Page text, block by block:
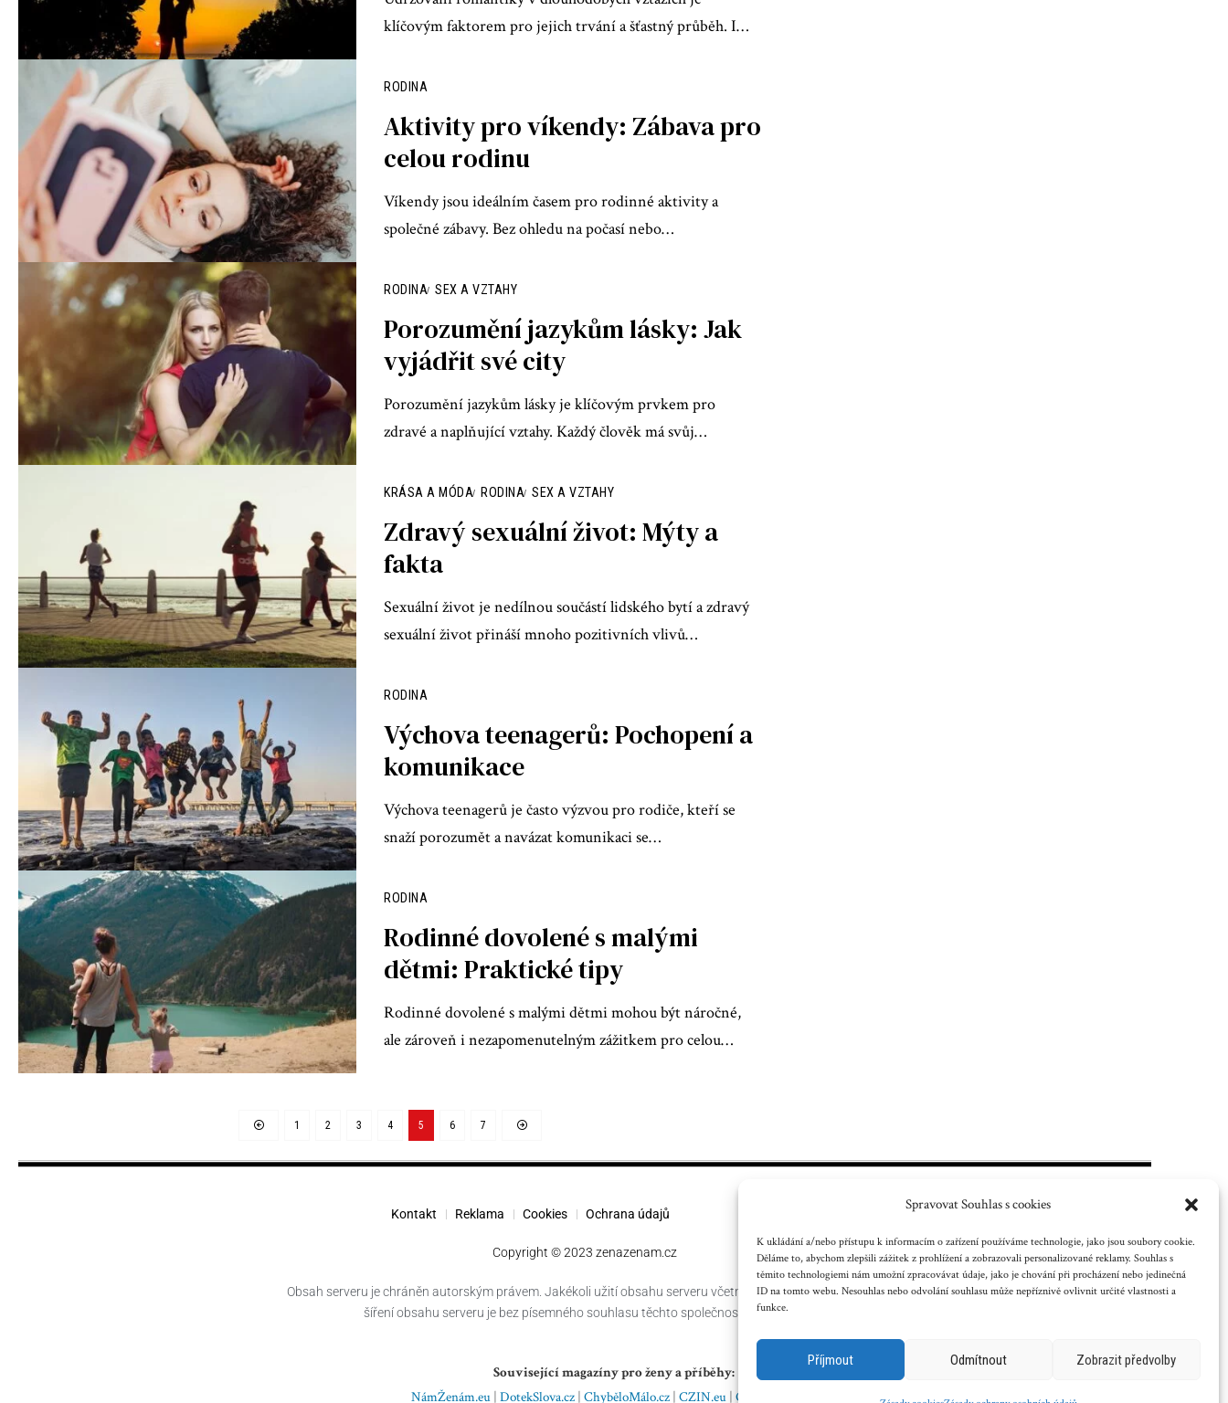
Spravovat Souhlas s cookies
K ukládání a/nebo přístupu k informacím o zařízení používáme technologie, jako jsou soubory cookie.
Děláme to, abychom zlepšili zážitek z prohlížení a zobrazovali personalizované reklamy. Souhlas s
těmito technologiemi nám umožní zpracovávat údaje, jako je chování při procházení nebo jedinečná
ID na tomto webu. Nesouhlas nebo odvolání souhlasu může nepříznivě ovlivnit určité vlastnosti a
funkce.
Příjmout Odmítnout Zobrazit předvolby
klíčovým faktorem pro jejich trvání a šťastný průběh. I…
RODINA
Aktivity pro víkendy: Zábava pro
celou rodinu
Víkendy jsou ideálním časem pro rodinné aktivity a
společné zábavy. Bez ohledu na počasí nebo…
RODINA SEX A VZTAHY
Porozumění jazykům lásky: Jak
vyjádřit své city
Porozumění jazykům lásky je klíčovým prvkem pro
zdravé a naplňující vztahy. Každý člověk má svůj…
KRÁSA A MÓDA RODINA SEX A VZTAHY
Zdravý sexuální život: Mýty a
fakta
Sexuální život je nedílnou součástí lidského bytí a zdravý
sexuální život přináší mnoho pozitivních vlivů…
RODINA
Výchova teenagerů: Pochopení a
komunikace
Výchova teenagerů je často výzvou pro rodiče, kteří se
snaží porozumět a navázat komunikaci se…
RODINA
Rodinné dovolené s malými
dětmi: Praktické tipy
Rodinné dovolené s malými dětmi mohou být náročné,
ale zároveň i nezapomenutelným zážitkem pro celou…
1 2 3 4 5 6 7
Kontakt Reklama Cookies Ochrana údajů
Copyright © 2023 zenazenam.cz
Obsah serveru je chráněn autorským právem. Jakékoli užití obsahu serveru včetně publikování nebo jiného
šíření obsahu serveru je bez písemného souhlasu těchto společností zakázáno.
Související magazíny pro ženy a příběhy:
NámŽenám.eu | DotekSlova.cz | ChyběloMálo.cz | CZIN.eu | Osobní stránky